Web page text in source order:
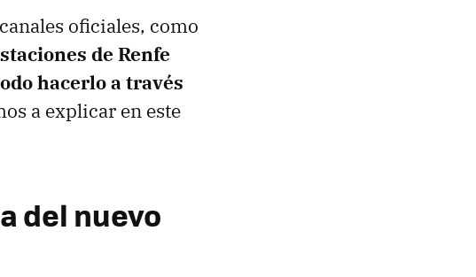
oficiales, como
de Renfe
hacerlo a través
a explicar en este
del nuevo